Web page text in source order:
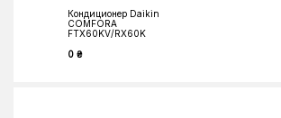
Кондиционер Daikin
COMFORA
FTX60KV/RX60K
0 ₴